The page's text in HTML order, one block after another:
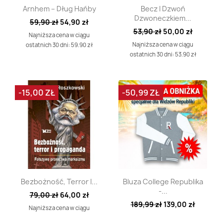
Szybki podgląd
Arnhem – Dług Hańby
59,90 zł 54,90 zł
Najniższa cena w ciągu
ostatnich 30 dni: 59.90 zł
Szybki podgląd
Becz I Dzwoń
Dzwoneczkiem...
53,90 zł 50,00 zł
Najniższa cena w ciągu
ostatnich 30 dni: 53.90 zł
Szybki podgląd
Bezbożność, Terror I...
79,00 zł 64,00 zł
Najniższa cena w ciągu
-15,00 ZŁ
Szybki podgląd
Bluza College Republika
-...
189,99 zł139,00 zł
-50,99 ZŁ